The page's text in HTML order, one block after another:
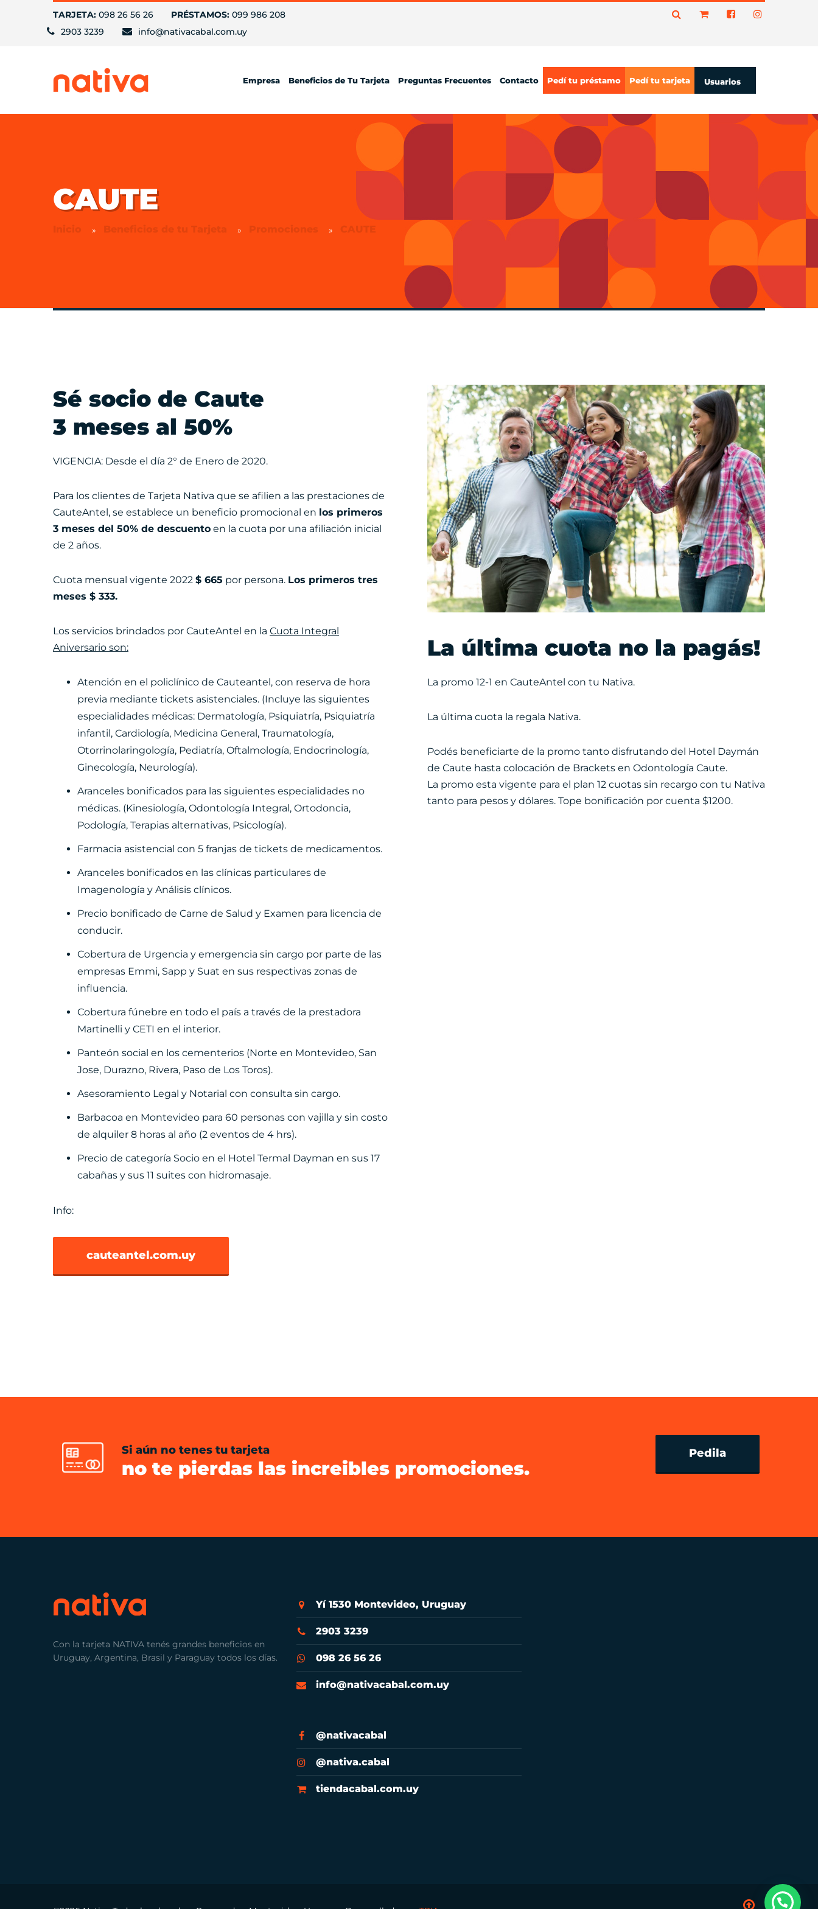
TARJETA: 098 26 56 26 PRÉSTAMOS: 099 986 208
2903 3239
info@nativacabal.com.uy
Empresa Beneficios de Tu Tarjeta Preguntas Frecuentes Contacto Pedí tu préstamo Pedí tu tarjeta Usuarios
CAUTE
Inicio Beneficios de tu Tarjeta Promociones CAUTE
Sé socio de Caute
3 meses al 50%
VIGENCIA: Desde el día 2° de Enero de 2020.
Para los clientes de Tarjeta Nativa que se afilien a las prestaciones de
CauteAntel, se establece un beneficio promocional en los primeros
3 meses del 50% de descuento en la cuota por una afiliación inicial
de 2 años.
Cuota mensual vigente 2022 $ 665 por persona. Los primeros tres
meses $ 333.
Los servicios brindados por CauteAntel en la Cuota Integral
Aniversario son:
Atención en el policlínico de Cauteantel, con reserva de hora
previa mediante tickets asistenciales. (Incluye las siguientes
especialidades médicas: Dermatología, Psiquiatría, Psiquiatría
infantil, Cardiología, Medicina General, Traumatología,
Otorrinolaringología, Pediatría, Oftalmología, Endocrinología,
Ginecología, Neurología).
Aranceles bonificados para las siguientes especialidades no
médicas. (Kinesiología, Odontología Integral, Ortodoncia,
Podología, Terapias alternativas, Psicología).
Farmacia asistencial con 5 franjas de tickets de medicamentos.
Aranceles bonificados en las clínicas particulares de
Imagenología y Análisis clínicos.
Precio bonificado de Carne de Salud y Examen para licencia de
conducir.
Cobertura de Urgencia y emergencia sin cargo por parte de las
empresas Emmi, Sapp y Suat en sus respectivas zonas de
influencia.
Cobertura fúnebre en todo el país a través de la prestadora
Martinelli y CETI en el interior.
Panteón social en los cementerios (Norte en Montevideo, San
Jose, Durazno, Rivera, Paso de Los Toros).
Asesoramiento Legal y Notarial con consulta sin cargo.
Barbacoa en Montevideo para 60 personas con vajilla y sin costo
de alquiler 8 horas al año (2 eventos de 4 hrs).
Precio de categoría Socio en el Hotel Termal Dayman en sus 17
cabañas y sus 11 suites con hidromasaje.
Info:
cauteantel.com.uy
La última cuota no la pagás!
La promo 12-1 en CauteAntel con tu Nativa.
La última cuota la regala Nativa.
Podés beneficiarte de la promo tanto disfrutando del Hotel Daymán
de Caute hasta colocación de Brackets en Odontología Caute.
La promo esta vigente para el plan 12 cuotas sin recargo con tu Nativa
tanto para pesos y dólares. Tope bonificación por cuenta $1200.
Si aún no tenes tu tarjeta
no te pierdas las increibles promociones.
Pedila
Con la tarjeta NATIVA tenés grandes beneficios en
Uruguay, Argentina, Brasil y Paraguay todos los días.
Yí 1530 Montevideo, Uruguay
2903 3239
098 26 56 26
info@nativacabal.com.uy
@nativacabal
@nativa.cabal
tiendacabal.com.uy